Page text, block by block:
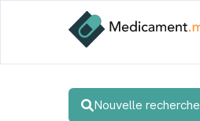
Nouvelle recherche